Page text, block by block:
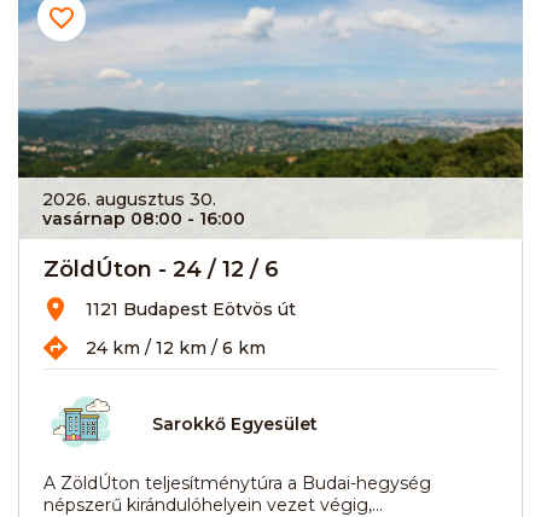
2026. augusztus 30.
vasárnap 08:00 - 16:00
ZöldÚton - 24 / 12 / 6
1121 Budapest Eötvös út
24 km / 12 km / 6 km
Sarokkő Egyesület
A ZöldÚton teljesítménytúra a Budai-hegység
népszerű kirándulóhelyein vezet végig,...